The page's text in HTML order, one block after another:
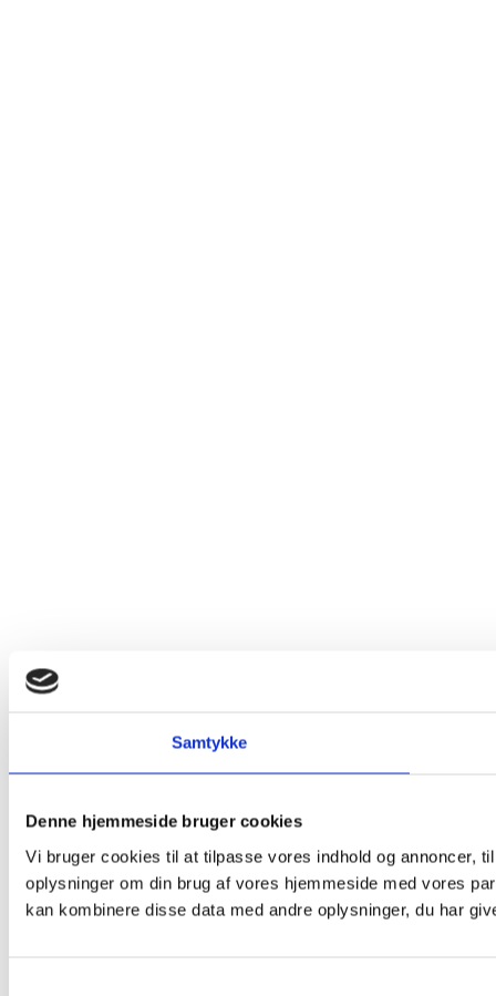
Samtykke
Denne hjemmeside bruger cookies
Vi bruger cookies til at tilpasse vores indhold og annoncer,
oplysninger om din brug af vores hjemmeside med vores
kan kombinere disse data med andre oplysninger, du har